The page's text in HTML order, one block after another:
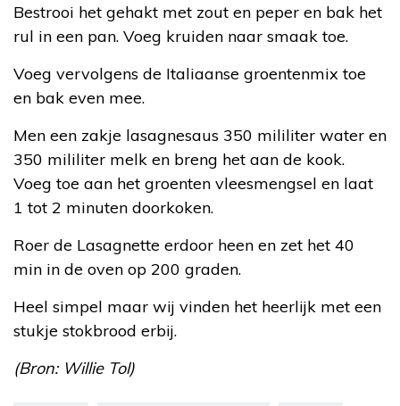
Bestrooi het gehakt met zout en peper en bak het
rul in een pan. Voeg kruiden naar smaak toe.
Voeg vervolgens de Italiaanse groentenmix toe
en bak even mee.
Men een zakje lasagnesaus 350 mililiter water en
350 mililiter melk en breng het aan de kook.
Voeg toe aan het groenten vleesmengsel en laat
1 tot 2 minuten doorkoken.
Roer de Lasagnette erdoor heen en zet het 40
min in de oven op 200 graden.
Heel simpel maar wij vinden het heerlijk met een
stukje stokbrood erbij.
(Bron: Willie Tol)